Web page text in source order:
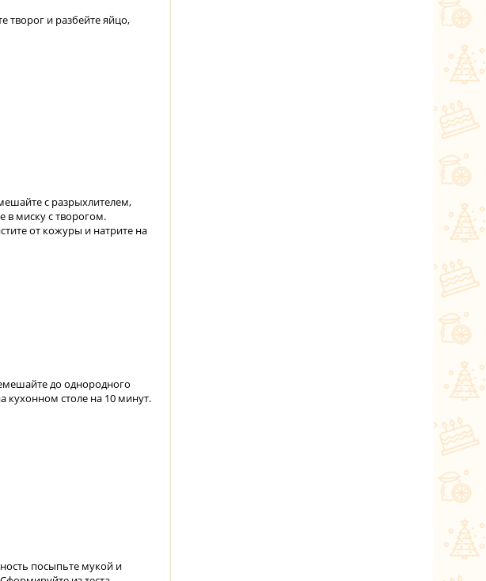
творог и разбейте яйцо,
с разрыхлителем,
в миску с творогом.
от кожуры и натрите на
до однородного
кухонном столе на 10 минут.
посыпьте мукой и